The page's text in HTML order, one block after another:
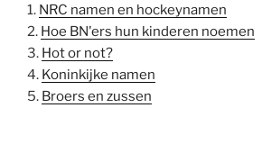
1. NRC namen en hockeynamen
2. Hoe BN'ers hun kinderen noemen
3. Hot or not?
4. Koninkijke namen
5. Broers en zussen